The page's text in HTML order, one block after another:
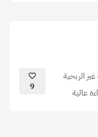
الربحية
عالية
9